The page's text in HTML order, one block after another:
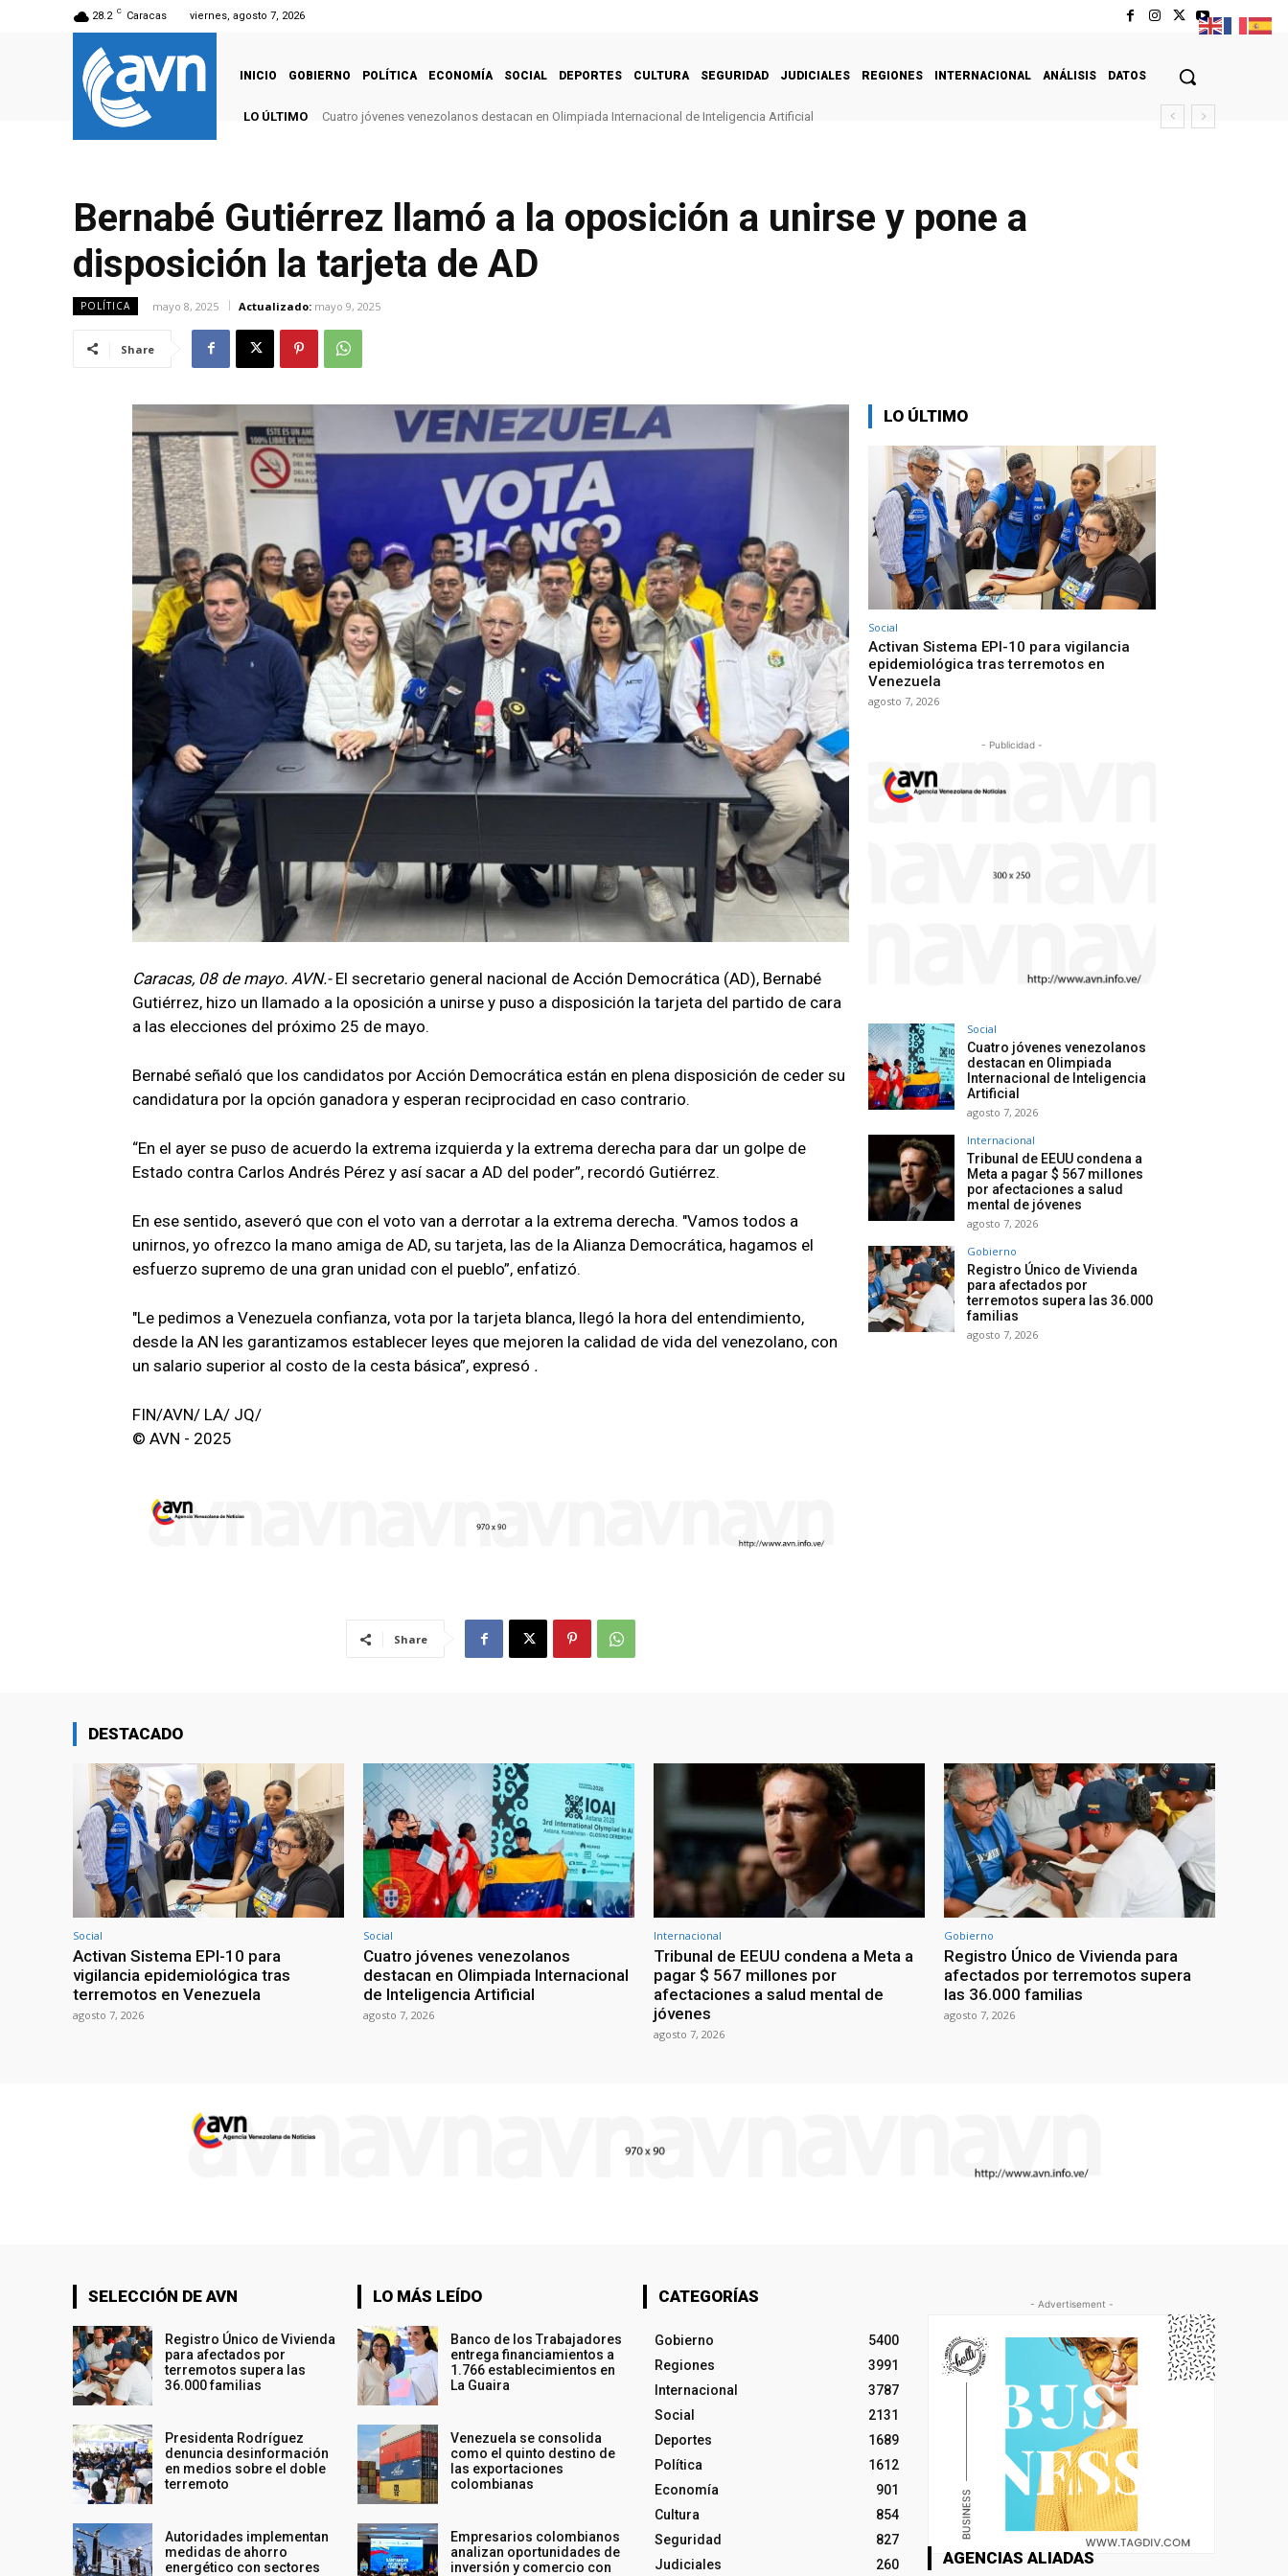
28.2 C Caracas viernes, agosto 7, 2026
INICIO GOBIERNO POLÍTICA ECONOMÍA SOCIAL DEPORTES CULTURA SEGURIDAD JUDICIALES REGIONES INTERNACIONAL ANÁLISIS DATOS
LO ÚLTIMO Cuatro jóvenes venezolanos destacan en Olimpiada Internacional de Inteligencia Artificial
Bernabé Gutiérrez llamó a la oposición a unirse y pone a
disposición la tarjeta de AD
POLÍTICA mayo 8, 2025 Actualizado: mayo 9, 2025
Share
Caracas, 08 de mayo. AVN.-El secretario general nacional de Acción Democrática (AD), Bernabé
Gutiérrez, hizo un llamado a la oposición a unirse y puso a disposición la tarjeta del partido de cara
a las elecciones del próximo 25 de mayo.
Bernabé señaló que los candidatos por Acción Democrática están en plena disposición de ceder su
candidatura por la opción ganadora y esperan reciprocidad en caso contrario.
“En el ayer se puso de acuerdo la extrema izquierda y la extrema derecha para dar un golpe de
Estado contra Carlos Andrés Pérez y así sacar a AD del poder”, recordó Gutiérrez.
En ese sentido, aseveró que con el voto van a derrotar a la extrema derecha. "Vamos todos a
unirnos, yo ofrezco la mano amiga de AD, su tarjeta, las de la Alianza Democrática, hagamos el
esfuerzo supremo de una gran unidad con el pueblo”, enfatizó.
"Le pedimos a Venezuela confianza, vota por la tarjeta blanca, llegó la hora del entendimiento,
desde la AN les garantizamos establecer leyes que mejoren la calidad de vida del venezolano, con
un salario superior al costo de la cesta básica”, expresó .
FIN/AVN/ LA/ JQ/
© AVN - 2025
Share
LO ÚLTIMO
Social
Activan Sistema EPI-10 para vigilancia
epidemiológica tras terremotos en
Venezuela
agosto 7, 2026
- Publicidad -
Social
Cuatro jóvenes venezolanos
destacan en Olimpiada
Internacional de Inteligencia
Artificial
agosto 7, 2026
Internacional
Tribunal de EEUU condena a
Meta a pagar $ 567 millones
por afectaciones a salud
mental de jóvenes
agosto 7, 2026
Gobierno
Registro Único de Vivienda
para afectados por
terremotos supera las 36.000
familias
agosto 7, 2026
DESTACADO
Social
Activan Sistema EPI-10 para
vigilancia epidemiológica tras
terremotos en Venezuela
agosto 7, 2026
Social
Cuatro jóvenes venezolanos
destacan en Olimpiada Internacional
de Inteligencia Artificial
agosto 7, 2026
Internacional
Tribunal de EEUU condena a Meta a
pagar $ 567 millones por
afectaciones a salud mental de
jóvenes
agosto 7, 2026
Gobierno
Registro Único de Vivienda para
afectados por terremotos supera
las 36.000 familias
agosto 7, 2026
SELECCIÓN DE AVN
Registro Único de Vivienda
para afectados por
terremotos supera las
36.000 familias
Presidenta Rodríguez
denuncia desinformación
en medios sobre el doble
terremoto
Autoridades implementan
medidas de ahorro
energético con sectores
LO MÁS LEÍDO
Banco de los Trabajadores
entrega financiamientos a
1.766 establecimientos en
La Guaira
Venezuela se consolida
como el quinto destino de
las exportaciones
colombianas
Empresarios colombianos
analizan oportunidades de
inversión y comercio con
CATEGORÍAS
Gobierno
5400
Regiones
3991
Internacional
3787
Social
2131
Deportes
1689
Política
1612
Economía
901
Cultura
854
Seguridad
827
Judiciales
260
- Advertisement -
AGENCIAS ALIADAS